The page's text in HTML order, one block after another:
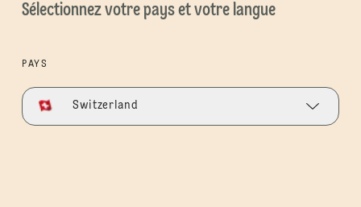
Sélectionnez votre pays et votre langue
PAYS
Switzerland